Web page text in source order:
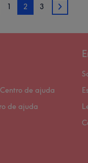
1 2 3 3
de ajuda
de ajuda